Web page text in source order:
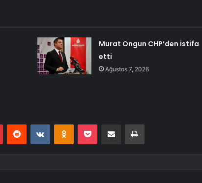
Murat Ongun CHP’den istifa
etti
Ağustos 7, 2026
PinterestReddit VKontakteOdnoklassniki
Pocket E-Posta ile paylaş Yazdır